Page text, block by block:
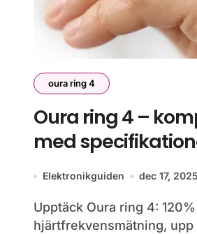
oura ring 4
Oura ring 4 –
med
Elektronikguiden dec 17, 2025
Upptäck Oura ring 4: 120% bättre
hjärtfrekvensmätning, upp